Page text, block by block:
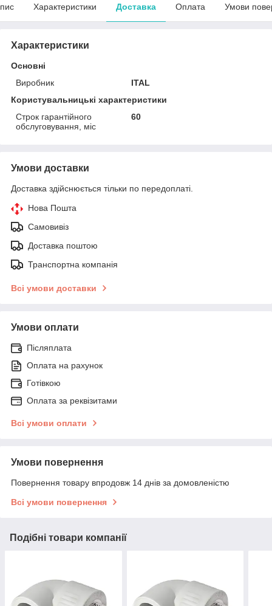
Характеристики Доставка Оплата Умови
Характеристики
Основні
Виробник
ITAL
Користувальницькі характеристики
Строк гарантійного
обслуговування, міс
60
Умови доставки
Доставка здійснюється тільки по передоплаті.
Нова Пошта
Самовивіз
Доставка поштою
Транспортна компанія
Всі умови доставки
Умови оплати
Післяплата
Оплата на рахунок
Готівкою
Оплата за реквізитами
Всі умови оплати
Умови повернення
Повернення товару впродовж 14 днів за домовленістю
Всі умови повернення
Подібні товари компанії